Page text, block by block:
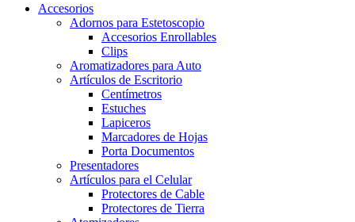
Accesorios
Adornos para Estetoscopio
Accesorios Enrollables
Clips
Aromatizadores para Auto
Artículos de Escritorio
Centímetros
Estuches
Lapiceros
Marcadores de Hojas
Porta Documentos
Presentadores
Artículos para el Celular
Protectores de Cable
Protectores de Tierra